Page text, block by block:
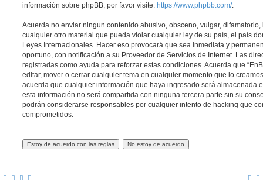
información sobre phpBB, por favor visite: https://www.phpbb.com/.
Acuerda no enviar ningun contenido abusivo, obsceno, vulgar,
cualquier otro material que pueda violar cualquier ley de su país, el país
Leyes Internacionales. Hacer eso provocará que sea inmediata y
oportuno, con notificación a su Proveedor de Servicios de Internet. Las
registradas como ayuda para reforzar estas condiciones. Acuerda que
editar, mover o cerrar cualquier tema en cualquier momento que lo
acuerda que cualquier información que haya ingresado será almacenada
esta información no será compartida con ninguna tercera parte sin su
podrán considerarse responsables por cualquier intento de hacking que
comprometidos.